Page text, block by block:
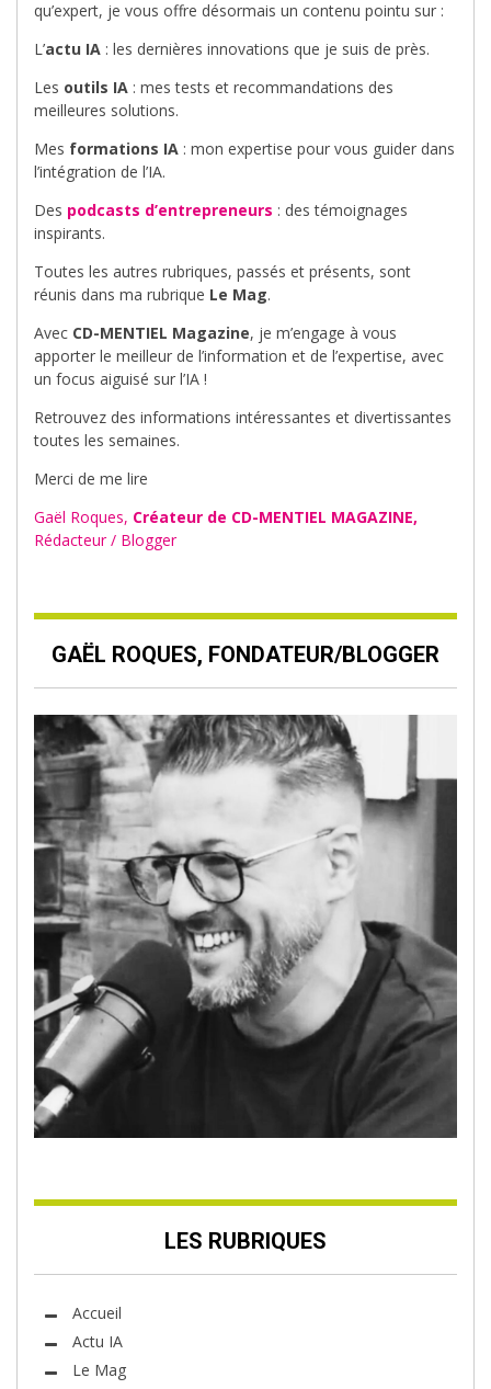
qu’expert, je vous offre désormais un contenu pointu sur :
L’actu IA : les dernières innovations que je suis de près.
Les outils IA : mes tests et recommandations des
meilleures solutions.
Mes formations IA : mon expertise pour vous guider dans
l’intégration de l’IA.
Des podcasts d’entrepreneurs : des témoignages
inspirants.
Toutes les autres rubriques, passés et présents, sont
réunis dans ma rubrique Le Mag.
Avec CD-MENTIEL Magazine, je m’engage à vous
apporter le meilleur de l’information et de l’expertise, avec
un focus aiguisé sur l’IA !
Retrouvez des informations intéressantes et divertissantes
toutes les semaines.
Merci de me lire
Gaël Roques, Créateur de CD-MENTIEL MAGAZINE,
Rédacteur / Blogger
GAËL ROQUES, FONDATEUR/BLOGGER
LES RUBRIQUES
Accueil
Actu IA
Le Mag